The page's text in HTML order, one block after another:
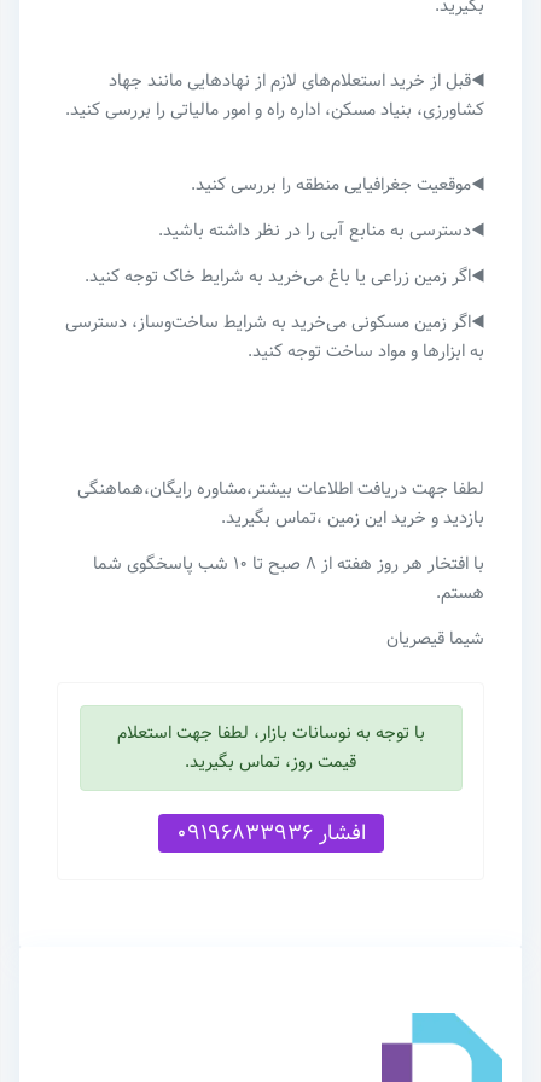
بگیرید.
◀️قبل از خرید استعلام‌های لازم از نهادهایی مانند جهاد
کشاورزی، بنیاد مسکن، اداره راه و امور مالیاتی را بررسی کنید.
◀️موقعیت جغرافیایی منطقه را بررسی کنید.
◀️دسترسی به منابع آبی را در نظر داشته باشید.
◀️اگر زمین زراعی یا باغ می‌خرید به شرایط خاک توجه کنید.
◀️اگر زمین مسکونی می‌خرید به شرایط ساخت‌وساز، دسترسی
به ابزارها و مواد ساخت توجه کنید.
لطفا جهت دریافت اطلاعات بیشتر،مشاوره رایگان،هماهنگی
بازدید و خرید این زمین ،تماس بگیرید.
با افتخار هر روز هفته از ۸ صبح تا ۱۰ شب پاسخگوی شما
هستم.
شیما قیصریان
با توجه به نوسانات بازار، لطفا جهت استعلام
قیمت روز، تماس بگیرید.
افشار 09196833936